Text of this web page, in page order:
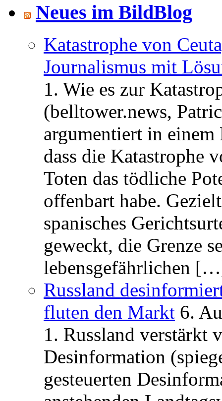
Neues im BildBlog
Katastrophe von
Journalismus mit
1. Wie es zur
(belltower.news,
argumentiert in
dass die Katastrophe
Toten das tödliche
offenbart habe.
spanisches
geweckt, die Grenze
lebensgefährlichen
Russland
fluten den Markt 6.
1. Russland verstärkt
Desinformation
gesteuerten